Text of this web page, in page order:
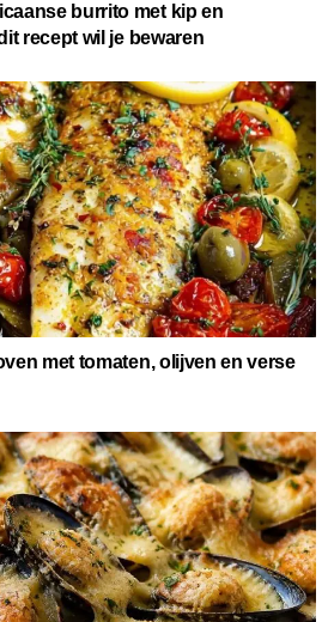
burrito met kip en
recept wil je bewaren
met tomaten, olijven en verse